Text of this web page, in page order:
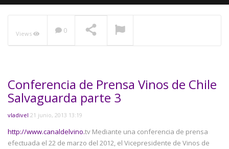
Views 0
Conferencia de Prensa Vinos de Chile
Salvaguarda parte 3
vladivel 21 junio, 2013 13:19
http://www.canaldelvino.tv Mediante una conferencia de prensa
efectuada el 22 de marzo del 2012, el Vicepresidente de Vinos de